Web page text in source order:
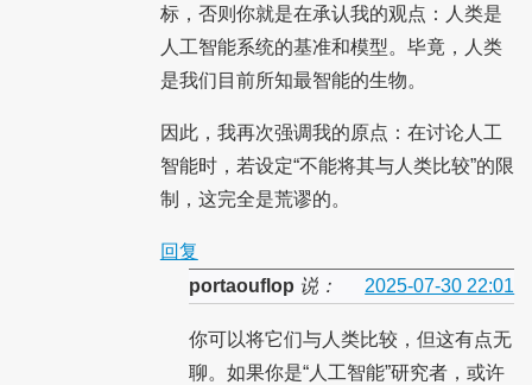
标，否则你就是在承认我的观点：人类是
人工智能系统的基准和模型。毕竟，人类
是我们目前所知最智能的生物。
因此，我再次强调我的原点：在讨论人工
智能时，若设定“不能将其与人类比较”的限
制，这完全是荒谬的。
回复
portaouflop 说： 2025-07-30 22:01
你可以将它们与人类比较，但这有点无
聊。如果你是“人工智能”研究者，或许